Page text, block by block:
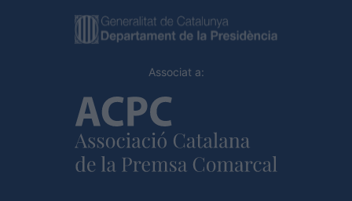
Associat a: